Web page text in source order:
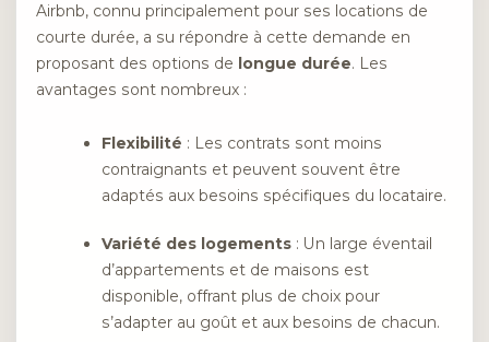
Airbnb, connu principalement pour ses locations de
courte durée, a su répondre à cette demande en
proposant des options de longue durée. Les
avantages sont nombreux :
Flexibilité : Les contrats sont moins
contraignants et peuvent souvent être
adaptés aux besoins spécifiques du locataire.
Variété des logements : Un large éventail
d’appartements et de maisons est
disponible, offrant plus de choix pour
s’adapter au goût et aux besoins de chacun.